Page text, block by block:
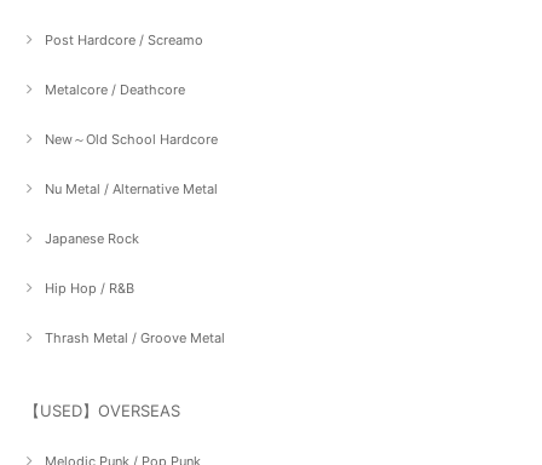
Post Hardcore / Screamo
Metalcore / Deathcore
New～Old School Hardcore
Nu Metal / Alternative Metal
Japanese Rock
Hip Hop / R&B
Thrash Metal / Groove Metal
【USED】OVERSEAS
Melodic Punk / Pop Punk